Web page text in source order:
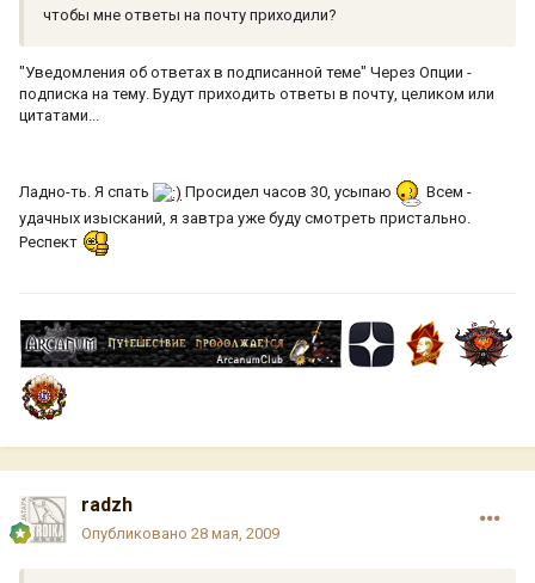
чтобы мне ответы на почту приходили?
"Уведомления об ответах в подписанной теме" Через Опции -
подписка на тему. Будут приходить ответы в почту, целиком или
цитатами...
Ладно-ть. Я спать Просидел часов 30, усыпаю
Всем -
удачных изысканий, я завтра уже буду смотреть пристально.
Респект
radzh
Опубликовано 28 мая, 2009